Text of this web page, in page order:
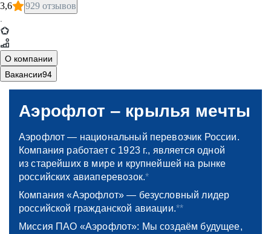
3,6 929 отзывов
·
О компании
Вакансии94
Аэрофлот ‒ крылья мечты
Аэрофлот — национальный перевозчик России.
Компания работает с 1923 г., является одной
из старейших в мире и крупнейшей на рынке
российских авиаперевозок.*
Компания «Аэрофлот» — безусловный лидер
российской гражданской авиации.**
Миссия ПАО «Аэрофлот»: Мы создаём будущее,